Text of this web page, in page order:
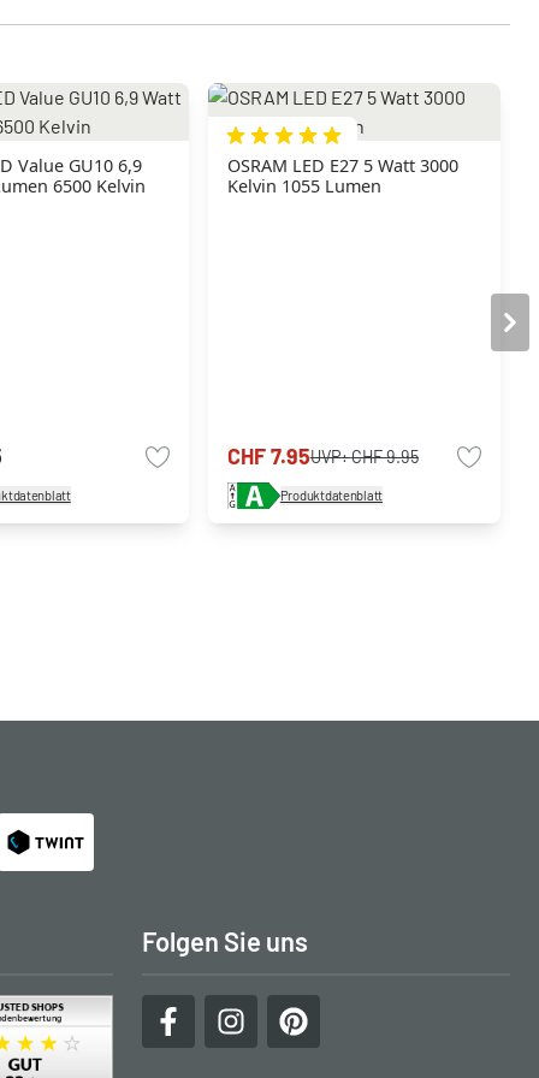
Value GU10 6,9
6500 Kelvin
OSRAM LED E27 5 Watt 3000
Kelvin 1055 Lumen
CHF 7.95UVP:CHF 9.95
Produktdatenblatt
Folgen Sie uns